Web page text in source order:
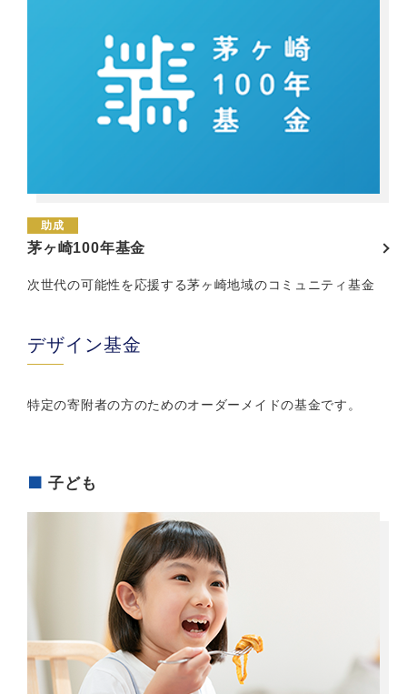
助成
茅ヶ崎100年基金
次世代の可能性を応援する茅ヶ崎地域のコミュニティ基金
デザイン基金
特定の寄附者の方のためのオーダーメイドの基金です。
子ども